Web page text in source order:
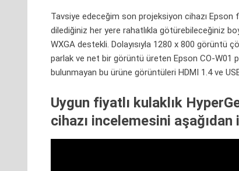
Tavsiye edeceğim son projeksiyon cihazı Epson
dilediğiniz her yere rahatlıkla götürebileceğiniz
WXGA destekli. Dolayısıyla 1280 x 800 görüntü
parlak ve net bir görüntü üreten Epson CO-W01
bulunmayan bu ürüne görüntüleri HDMI 1.4 ve
Uygun fiyatlı kulaklık
cihazı incelemesini